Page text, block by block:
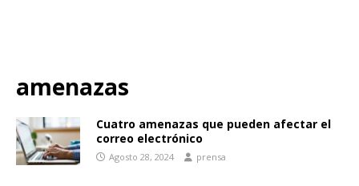
amenazas
Cuatro amenazas que pueden afectar el
correo electrónico
Agosto 28, 2024 prensa